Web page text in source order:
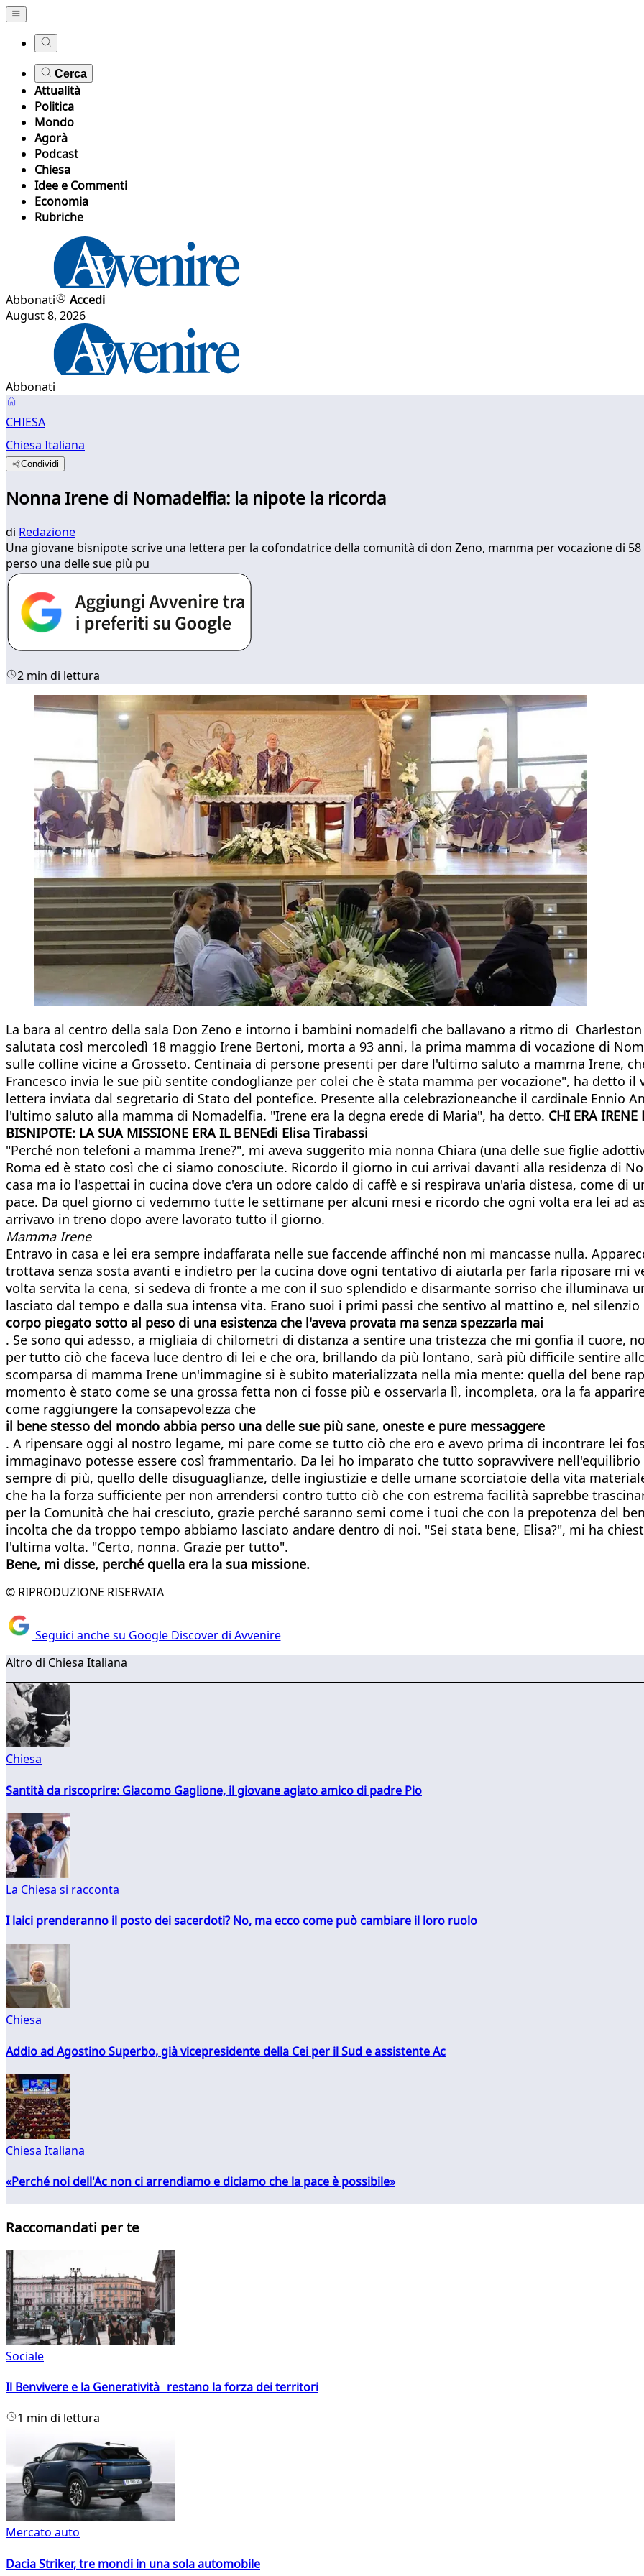
Cerca
Attualità
Politica
Mondo
Agorà
Podcast
Chiesa
Idee e Commenti
Economia
Rubriche
Abbonati
Accedi
August 8, 2026
Abbonati
CHIESA
Chiesa Italiana
Condividi
Nonna Irene di Nomadelfia: la nipote la ricorda
di Redazione
​Una giovane bisnipote scrive una lettera per la cofondatrice della comunità di don Zeno, mamma per vocazione di
perso una delle sue più pu
2 min di lettura
​La bara al centro della sala Don Zeno e intorno i bambini nomadelfi che ballavano a ritmo di
salutata così mercoledì 18 maggio Irene Bertoni, morta a 93 anni, la prima mamma di vocazione di
sulle colline vicine a Grosseto. Centinaia di persone presenti per dare l'ultimo saluto a mamma Irene,
Francesco invia le sue più sentite condoglianze per colei che è stata mamma per vocazione", ha detto
lettera inviata dal segretario di Stato del pontefice. Presente alla celebrazioneanche il cardinale Ennio
l'ultimo saluto alla mamma di Nomadelfia. "Irene era la degna erede di Maria", ha detto. CHI ERA
BISNIPOTE: LA SUA MISSIONE ERA IL BENEdi Elisa Tirabassi
"Perché non telefoni a mamma Irene?", mi aveva suggerito mia nonna Chiara (una delle sue figlie
Roma ed è stato così che ci siamo conosciute. Ricordo il giorno in cui arrivai davanti alla residenza di
casa ma io l'aspettai in cucina dove c'era un odore caldo di caffè e si respirava un'aria distesa, come di
pace. Da quel giorno ci vedemmo tutte le settimane per alcuni mesi e ricordo che ogni volta era lei ad
arrivavo in treno dopo avere lavorato tutto il giorno.
Mamma Irene
Entravo in casa e lei era sempre indaffarata nelle sue faccende affinché non mi mancasse nulla.
trottava senza sosta avanti e indietro per la cucina dove ogni tentativo di aiutarla per farla riposare mi
volta servita la cena, si sedeva di fronte a me con il suo splendido e disarmante sorriso che illuminava
lasciato dal tempo e dalla sua intensa vita. Erano suoi i primi passi che sentivo al mattino e, nel
corpo piegato sotto al peso di una esistenza che l'aveva provata ma senza spezzarla mai
. Se sono qui adesso, a migliaia di chilometri di distanza a sentire una tristezza che mi gonfia il cuore,
per tutto ciò che faceva luce dentro di lei e che ora, brillando da più lontano, sarà più difficile sentire
scomparsa di mamma Irene un'immagine si è subito materializzata nella mia mente: quella del bene
momento è stato come se una grossa fetta non ci fosse più e osservarla lì, incompleta, ora la fa
come raggiungere la consapevolezza che
il bene stesso del mondo abbia perso una delle sue più sane, oneste e pure messaggere
. A ripensare oggi al nostro legame, mi pare come se tutto ciò che ero e avevo prima di incontrare lei
immaginavo potesse essere così frammentario. Da lei ho imparato che tutto sopravvivere
sempre di più, quello delle disuguaglianze, delle ingiustizie e delle umane scorciatoie della vita
che ha la forza sufficiente per non arrendersi contro tutto ciò che con estrema facilità saprebbe
per la Comunità che hai cresciuto, grazie perché saranno semi come i tuoi che con la prepotenza del
incolta che da troppo tempo abbiamo lasciato andare dentro di noi. "Sei stata bene, Elisa?", mi ha
l'ultima volta. "Certo, nonna. Grazie per tutto".
Bene, mi disse, perché quella era la sua missione.
© RIPRODUZIONE RISERVATA
Seguici anche su Google Discover di Avvenire
Altro di Chiesa Italiana
Chiesa
Santità da riscoprire: Giacomo Gaglione, il giovane agiato amico di padre Pio
La Chiesa si racconta
I laici prenderanno il posto dei sacerdoti? No, ma ecco come può cambiare il loro ruolo
Chiesa
Addio ad Agostino Superbo, già vicepresidente della Cei per il Sud e assistente Ac
Chiesa Italiana
«Perché noi dell'Ac non ci arrendiamo e diciamo che la pace è possibile»
Raccomandati per te
Sociale
Il Benvivere e la Generatività restano la forza dei territori
1 min di lettura
Mercato auto
Dacia Striker, tre mondi in una sola automobile